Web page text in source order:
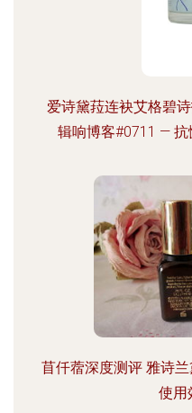
爱诗黛菈连袂艾格碧
辑响博客#0711 —
苜仟蓿深度测评 雅诗
使用